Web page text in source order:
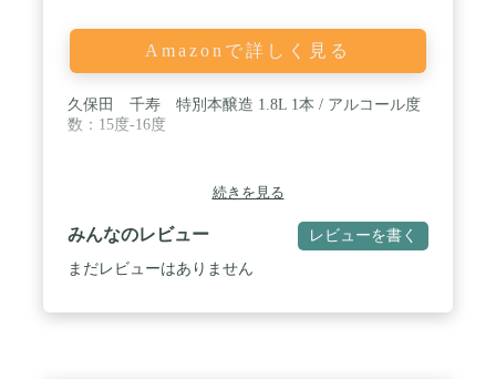
Amazonで詳しく見る
久保田 千寿 特別本醸造 1.8L 1本 / アルコール度
数：15度-16度
続きを見る
みんなのレビュー レビューを書く
まだレビューはありません